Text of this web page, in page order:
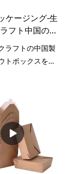
分野で見られま
す。
ケージング-生
フト中国のテ
ボックステイ
トボックス
ラフトの中国製
トボックスを製
技術を利用する
ジニアと労働者
ました。多機能
明された製品の
、さまざまな用
す。ペーパーボ
ールドを含む多